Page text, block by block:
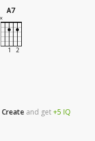
A7
Create and get+5 IQ